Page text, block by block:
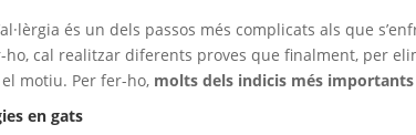
és un dels passos més complicats als que
ho, cal realitzar diferents proves que finalment, per
motiu. Per fer-ho, molts dels indicis més importants
en gats